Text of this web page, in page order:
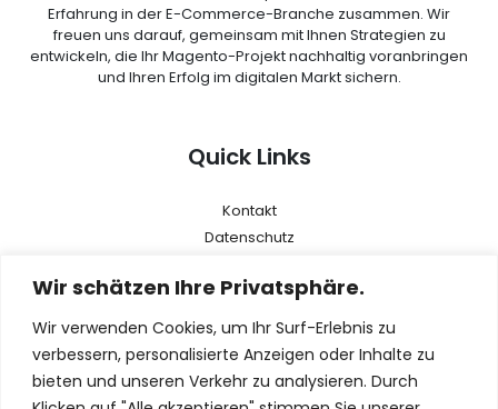
Wir schätzen Ihre Privatsphäre.
Wir verwenden Cookies, um Ihr Surf-Erlebnis zu
verbessern, personalisierte Anzeigen oder Inhalte zu
bieten und unseren Verkehr zu analysieren. Durch
Erfahrung in der E-Commerce-Branche zusammen. Wir
freuen uns darauf, gemeinsam mit Ihnen Strategien zu
entwickeln, die Ihr Magento-Projekt nachhaltig voranbringen
und Ihren Erfolg im digitalen Markt sichern.
Quick Links
Kontakt
Datenschutz
Impressum
Menu